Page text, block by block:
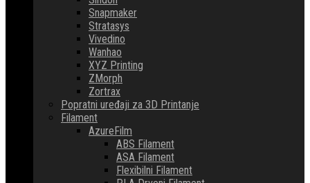
Snapmaker
Stratasys
Vivedino
Wanhao
XYZ Printing
ZMorph
Zortrax
Popratni uređaji za 3D Printanje
Filament
AzureFilm
ABS Filament
ASA Filament
Flexibilni Filament